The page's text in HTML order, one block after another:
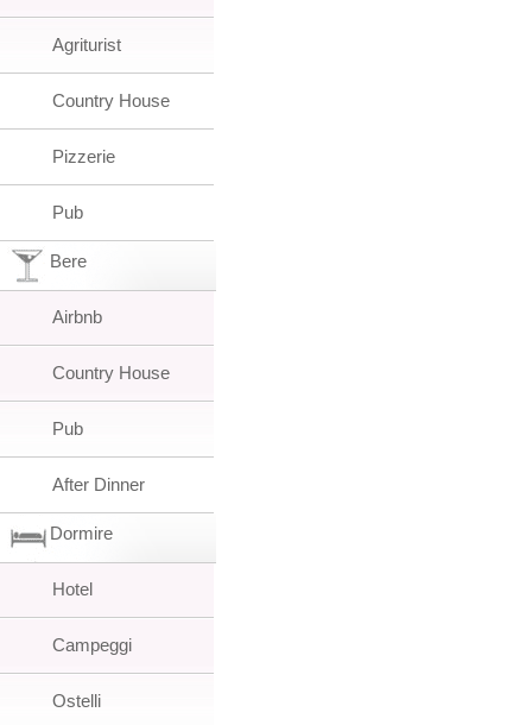
Agriturist
Country House
Pizzerie
Pub
Bere
Airbnb
Country House
Pub
After Dinner
Dormire
Hotel
Campeggi
Ostelli